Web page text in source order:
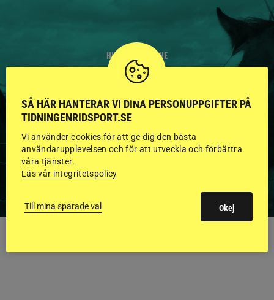
HINGSTAR ONLINE
GODKÄNDA HINGSTAR I
FLERA KATEGORIER MED
BILDER OCH FAKTA
VISA ALLA HINGSTAR
SÅ HÄR HANTERAR VI DINA PERSONUPPGIFTER PÅ
TIDNINGENRIDSPORT.SE
Vi använder cookies för att ge dig den bästa
användarupplevelsen och för att utveckla och förbättra
våra tjänster.
Läs vår integritetspolicy
Till mina sparade val Okej